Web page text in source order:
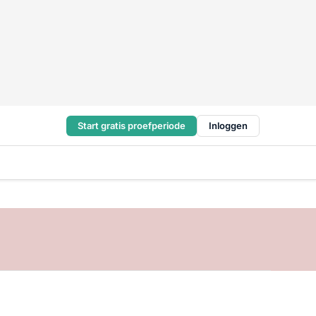
Start gratis proefperiode Inloggen